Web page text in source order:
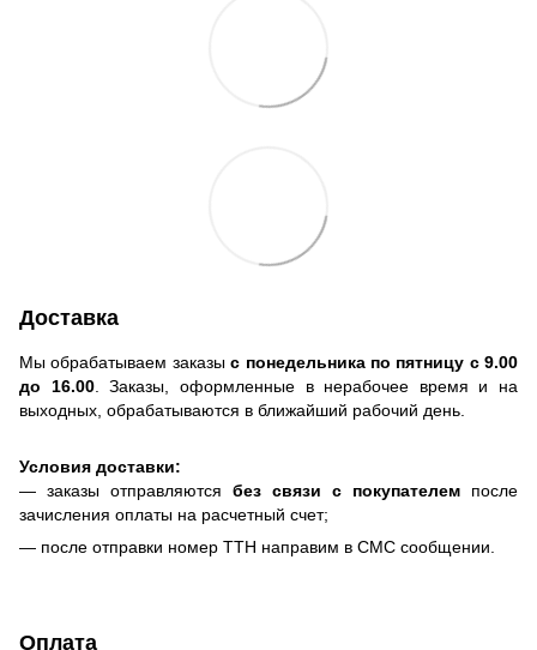
Доставка
Мы обрабатываем заказыс понедельника по пятницу с 9.00
до 16.00. Заказы, оформленные в нерабочее время и на
выходных, обрабатываются в ближайший рабочий день.
Условия доставки:
— заказы отправляются без связи с покупателем после
зачисления оплаты на расчетный счет;
— после отправки номер ТТН направим в СМС сообщении.
Оплата